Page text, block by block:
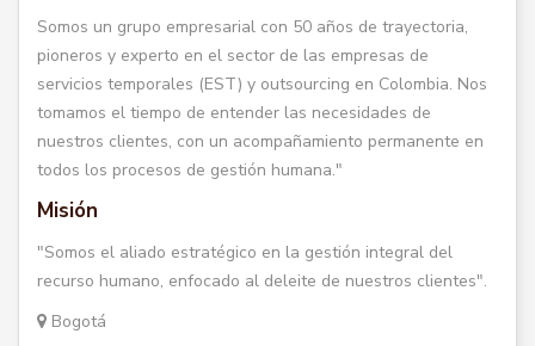
Somos un grupo empresarial con 50 años de trayectoria,
pioneros y experto en el sector de las empresas de
servicios temporales (EST) y outsourcing en Colombia. Nos
tomamos el tiempo de entender las necesidades de
nuestros clientes, con un acompañamiento permanente en
todos los procesos de gestión humana."
Misión
"Somos el aliado estratégico en la gestión integral del
recurso humano, enfocado al deleite de nuestros clientes".
Bogotá